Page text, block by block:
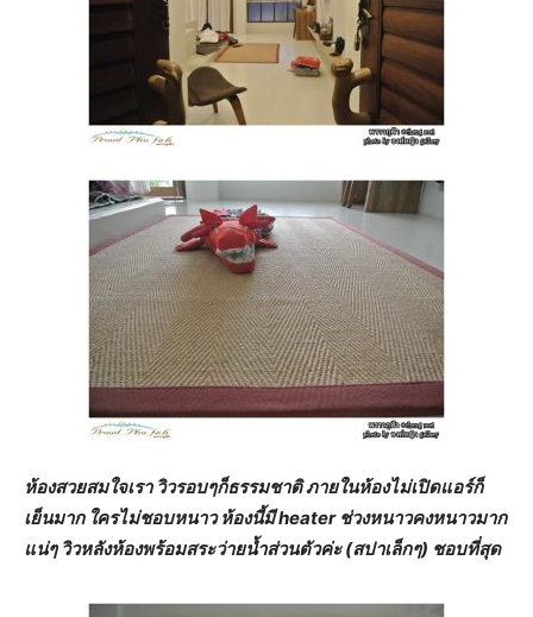
ห้องสวยสมใจเรา วิวรอบๆก็ธรรมชาติ ภายในห้องไม่เปิดแอร์ก็
เย็นมาก ใครไม่ชอบหนาว ห้องนี้มี heater ช่วงหนาวคงหนาวมาก
แน่ๆ วิวหลังห้องพร้อมสระว่ายน้ำส่วนตัวค่ะ (สปาเล็กๆ) ชอบที่สุด